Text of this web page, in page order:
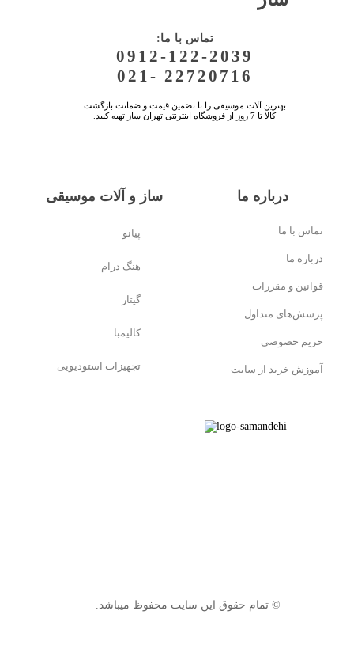
:تماس با ما
0912-122-2039
021- 22720716
بهترین آلات موسیقی را با تضمین قیمت و ضمانت بازگشت
کالا تا 7 روز از فروشگاه اینترنتی تهران ساز تهیه کنید.
تماس با ما
درباره ما
قوانین و مقررات
پرسش‌های متداول
حریم خصوصی
آموزش خرید از سایت
درباره ما ساز و آلات موسیقی
پیانو
هنگ درام
گیتار
کالیمبا
تجهیزات استودیویی
© تمام حقوق این سایت محفوظ میباشد.